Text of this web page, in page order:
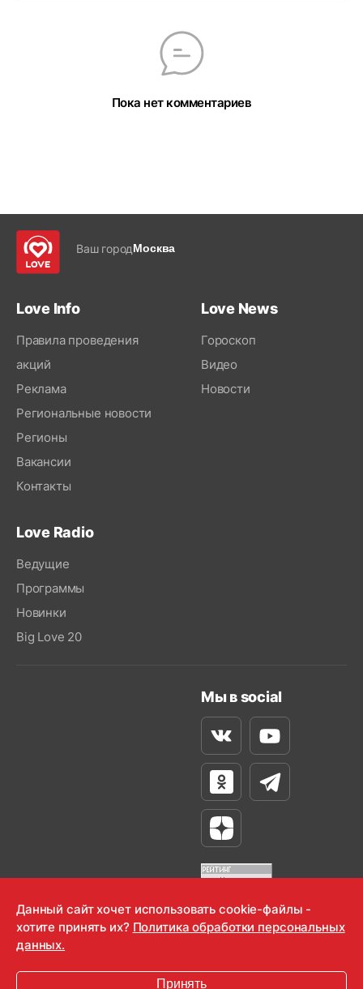
Пока нет комментариев
Ваш городМосква
Love Info
Правила проведения
акций
Реклама
Региональные новости
Регионы
Вакансии
Контакты
Love News
Гороскоп
Видео
Новости
Love Radio
Ведущие
Программы
Новинки
Big Love 20
Мы в social
ВконтактеYoutube
Одноклассники
Телеграм
Яндекс Дзен
OOO "Радио-Любовь" 2000-2026
Данный сайт хочет использовать cookie-файлы -
хотите принять их? Политика обработки персональных
данных.
Принять